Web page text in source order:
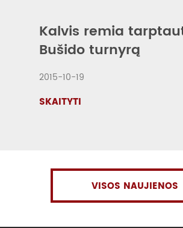
Kalvis remia
Bušido turnyrą
2015-10-19
SKAITYTI
VISOS NAUJIENOS